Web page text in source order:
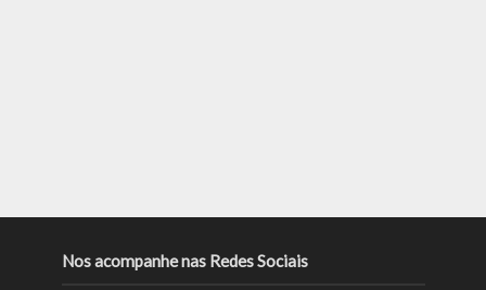
Nos acompanhe nas Redes Sociais